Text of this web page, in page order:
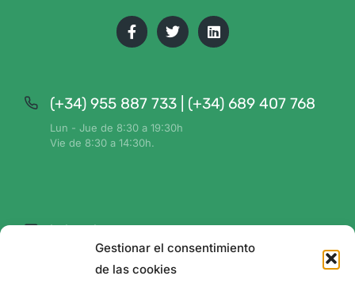
Gestionar el consentimiento
de las cookies
(+34) 955 887 733 | (+34) 689 407 768
Lun - Jue de 8:30 a 19:30h
Vie de 8:30 a 14:30h.
hola@plan-ve.org
Información y soporte